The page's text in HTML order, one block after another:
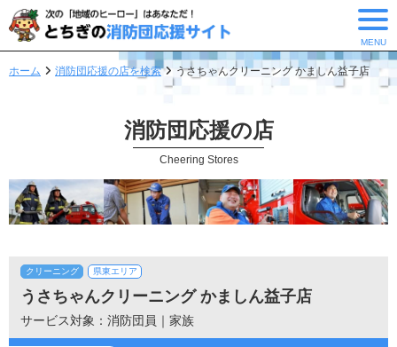
MENU
ホーム 消防団応援の店を検索 うさちゃんクリーニング かましん益子店
消防団応援の店
Cheering Stores
クリーニング 県東エリア
うさちゃんクリーニング かましん益子店
サービス対象：消防団員｜家族